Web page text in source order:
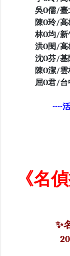
吳O儒/臺
陳O玲/
林O均/新
洪O閔/高
沈O芬/基
陳O潔/
屈O君/
----
《名
✨